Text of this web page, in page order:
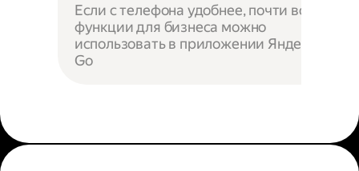
Если с телефона удобнее, почти все
функции для бизнеса можно
использовать в приложении Яндекс
Go